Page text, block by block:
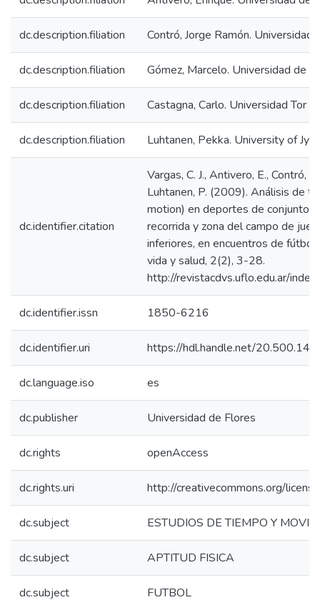
dc.description.filiation Contró, Jorge Ramón. Universidad
dc.description.filiation Gómez, Marcelo. Universidad de
dc.description.filiation Castagna, Carlo. Universidad Tor
dc.description.filiation Luhtanen, Pekka. University of
dc.identifier.citation
Vargas, C. J., Antivero, E., Contró,
Luhtanen, P. (2009). Análisis de
motion) en deportes de conjunto :
recorrida y zona del campo de
inferiores, en encuentros de
vida y salud, 2(2), 3-28.
http://revistacdvs.uflo.edu.ar/
dc.identifier.issn 1850-6216
dc.identifier.uri https://hdl.handle.net/
dc.language.iso es
dc.publisher Universidad de Flores
dc.rights openAccess
dc.rights.uri http://creativecommons.org/
dc.subject ESTUDIOS DE TIEMPO Y
dc.subject APTITUD FISICA
dc.subject FUTBOL